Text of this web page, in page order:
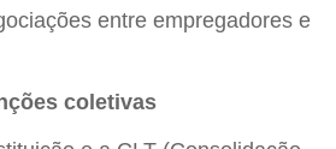
entre empregadores e
coletivas